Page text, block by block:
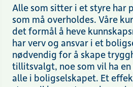
Alle som sitter i et styre har
som må overholdes. Våre
det formål å heve
har verv og ansvar i et
nødvendig for å skape
tillitsvalgt, noe som vil ha
alle i boligselskapet. Et